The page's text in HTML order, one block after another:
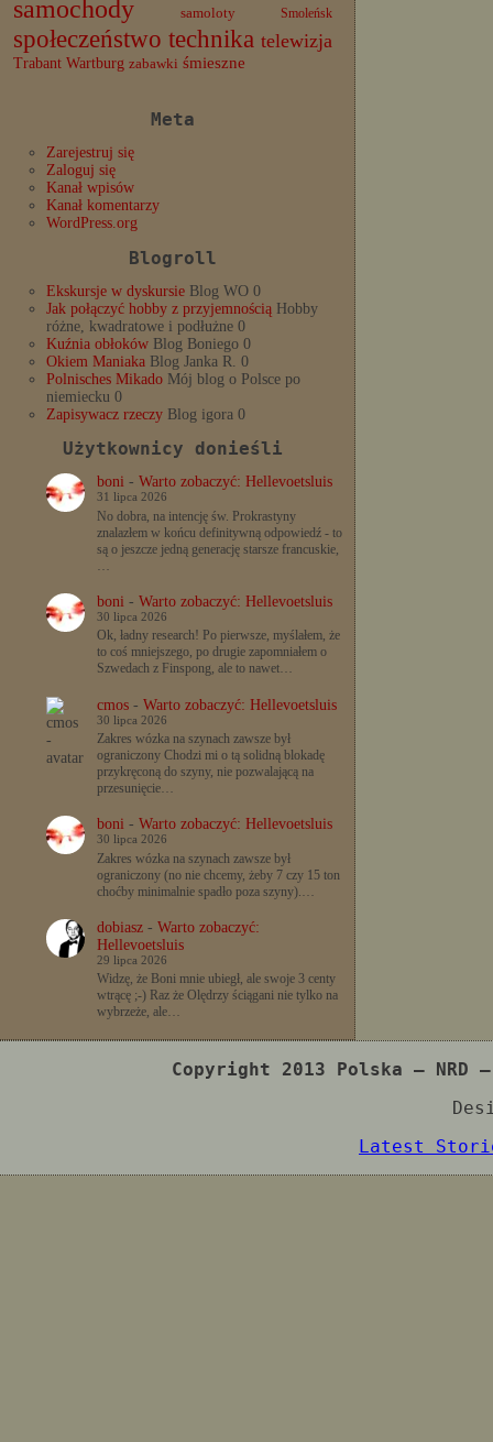
samochody samoloty Smoleńsk
społeczeństwo technika telewizja
Trabant Wartburg zabawki śmieszne
Meta
Zarejestruj się
Zaloguj się
Kanał wpisów
Kanał komentarzy
WordPress.org
Blogroll
Ekskursje w dyskursie Blog WO 0
Jak połączyć hobby z przyjemnością Hobby
różne, kwadratowe i podłużne 0
Kuźnia obłoków Blog Boniego 0
Okiem Maniaka Blog Janka R. 0
Polnisches Mikado Mój blog o Polsce po
niemiecku 0
Zapisywacz rzeczy Blog igora 0
Użytkownicy donieśli
boni- Warto zobaczyć: Hellevoetsluis
31 lipca 2026
No dobra, na intencję św. Prokrastyny
znalazłem w końcu definitywną odpowiedź - to
są o jeszcze jedną generację starsze francuskie,
…
boni- Warto zobaczyć: Hellevoetsluis
30 lipca 2026
Ok, ładny research! Po pierwsze, myślałem, że
to coś mniejszego, po drugie zapomniałem o
Szwedach z Finspong, ale to nawet…
cmos- Warto zobaczyć: Hellevoetsluis
30 lipca 2026
Zakres wózka na szynach zawsze był
ograniczony Chodzi mi o tą solidną blokadę
przykręconą do szyny, nie pozwalającą na
przesunięcie…
boni- Warto zobaczyć: Hellevoetsluis
30 lipca 2026
Zakres wózka na szynach zawsze był
ograniczony (no nie chcemy, żeby 7 czy 15 ton
choćby minimalnie spadło poza szyny).…
dobiasz- Warto zobaczyć:
Hellevoetsluis
29 lipca 2026
Widzę, że Boni mnie ubiegł, ale swoje 3 centy
wtrącę ;-) Raz że Olędrzy ściągani nie tylko na
wybrzeże, ale…
Copyright 2013 Polska –
Latest